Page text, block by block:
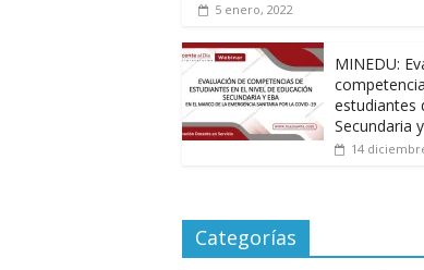
5 enero, 2022
MINEDU:
estudiantes
Secundaria
14
Categorías